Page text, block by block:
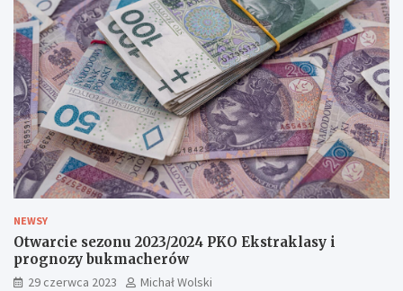
NEWSY
Otwarcie sezonu 2023/2024 PKO Ekstraklasy i
prognozy bukmacherów
29 czerwca 2023
Michał Wolski